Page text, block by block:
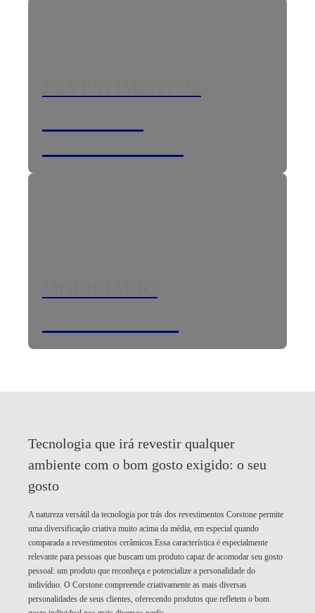
Tecnologia que irá revestir qualquer
ambiente com o bom gosto exigido: o seu
gosto
A natureza versátil da tecnologia por trás dos revestimentos Corstone permite
uma diversificação criativa muito acima da média, em especial quando
comparada a revestimentos cerâmicos.Essa característica é especialmente
relevante para pessoas que buscam um produto capaz de acomodar seu gosto
pessoal: um produto que reconheça e potencialize a personalidade do
indivíduo. O Corstone compreende criativamente as mais diversas
personalidades de seus clientes, oferecendo produtos que refletem o bom